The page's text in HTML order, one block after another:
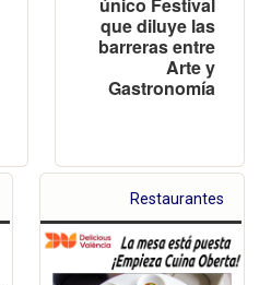
que diluye las
barreras entre
Arte y
Gastronomía
Restaurantes